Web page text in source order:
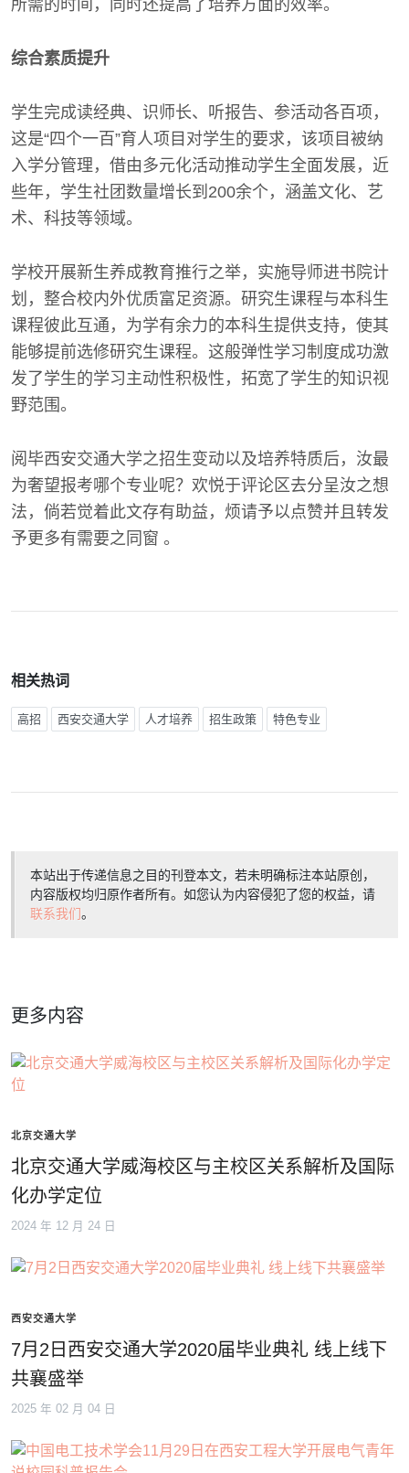
所需的时间，同时还提高了培养方面的效率。
综合素质提升
学生完成读经典、识师长、听报告、参活动各百项，
这是“四个一百”育人项目对学生的要求，该项目被纳
入学分管理，借由多元化活动推动学生全面发展，近
些年，学生社团数量增长到200余个，涵盖文化、艺
术、科技等领域。
学校开展新生养成教育推行之举，实施导师进书院计
划，整合校内外优质富足资源。研究生课程与本科生
课程彼此互通，为学有余力的本科生提供支持，使其
能够提前选修研究生课程。这般弹性学习制度成功激
发了学生的学习主动性积极性，拓宽了学生的知识视
野范围。
阅毕西安交通大学之招生变动以及培养特质后，汝最
为奢望报考哪个专业呢？欢悦于评论区去分呈汝之想
法，倘若觉着此文存有助益，烦请予以点赞并且转发
予更多有需要之同窗 。
相关热词
高招 西安交通大学 人才培养 招生政策 特色专业
本站出于传递信息之目的刊登本文，若未明确标注本站原创，
内容版权均归原作者所有。如您认为内容侵犯了您的权益，请
联系我们。
更多内容
北京交通大学
北京交通大学威海校区与主校区关系解析及国际
化办学定位
2024 年 12 月 24 日
西安交通大学
7月2日西安交通大学2020届毕业典礼 线上线下
共襄盛举
2025 年 02 月 04 日